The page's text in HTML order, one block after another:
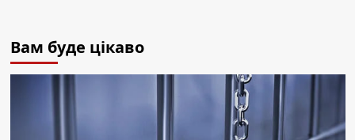
Вам буде цікаво